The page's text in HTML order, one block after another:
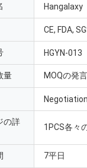
Hangalaxy
CE, FDA,
HGYN-013
量 MOQの発
の詳
1PCS各々
7平日